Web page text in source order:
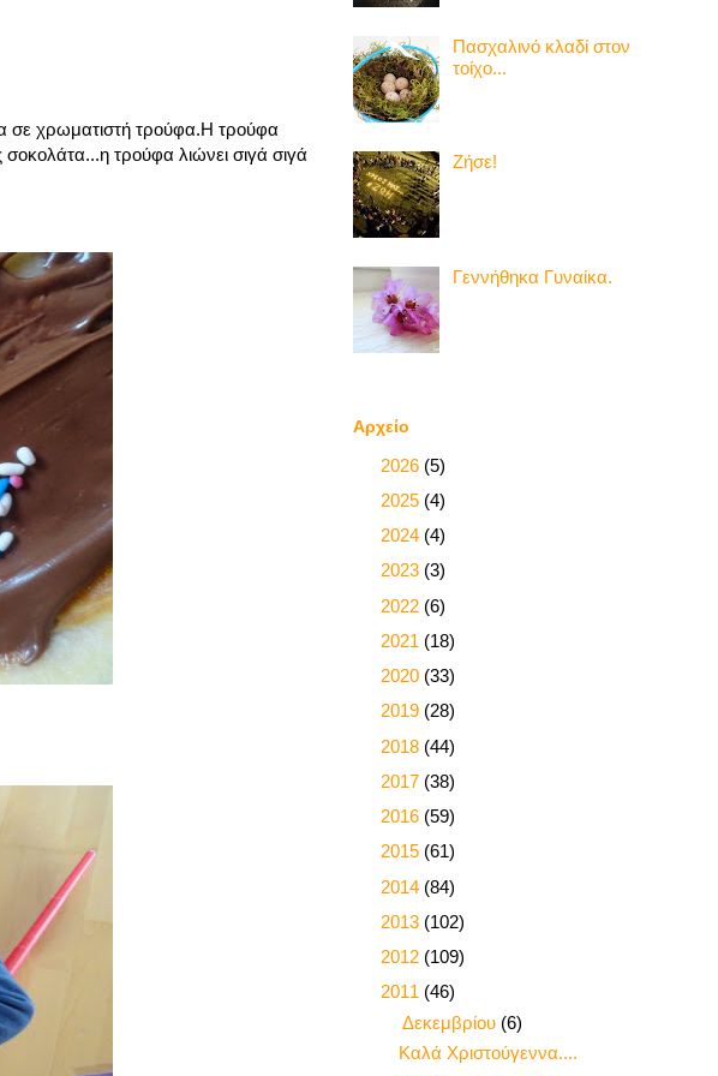
σε χρωματιστή τρούφα.Η τρούφα
σοκολάτα...η τρούφα λιώνει σιγά σιγά
Πασχαλινό κλαδί στον
τοίχο...
Ζήσε!
Γεννήθηκα Γυναίκα.
Αρχείο
2026 (5)
2025 (4)
2024 (4)
2023 (3)
2022 (6)
2021 (18)
2020 (33)
2019 (28)
2018 (44)
2017 (38)
2016 (59)
2015 (61)
2014 (84)
2013 (102)
2012 (109)
2011 (46)
Δεκεμβρίου (6)
Καλά Χριστούγεννα....